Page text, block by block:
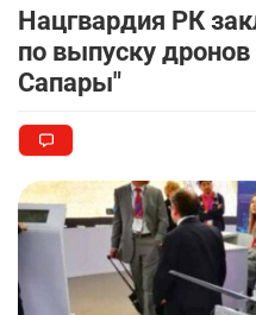
Нацгвардия РК
по выпуску
Сапары"